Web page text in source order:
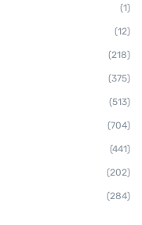
(1)
(12)
(218)
(375)
(513)
(704)
(441)
(202)
(284)